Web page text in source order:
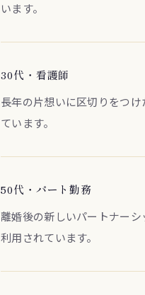
います。
30代・看護師
長年の片想いに区切りをつ
ています。
50代・パート勤務
離婚後の新しいパートナー
利用されています。